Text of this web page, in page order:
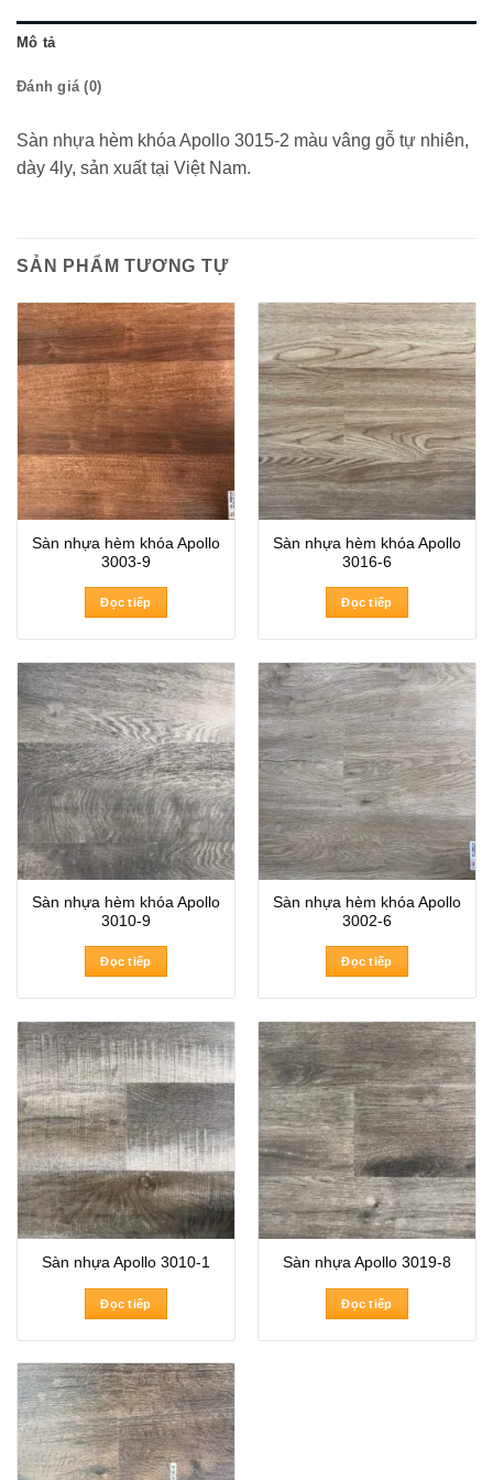
Mô tả
Đánh giá (0)
Sàn nhựa hèm khóa Apollo 3015-2 màu vâng gỗ tự nhiên,
dày 4ly, sản xuất tại Việt Nam.
SẢN PHẨM TƯƠNG TỰ
Sàn nhựa hèm khóa Apollo
3003-9
Đọc tiếp
Sàn nhựa hèm khóa Apollo
3016-6
Đọc tiếp
Sàn nhựa hèm khóa Apollo
3010-9
Đọc tiếp
Sàn nhựa hèm khóa Apollo
3002-6
Đọc tiếp
Sàn nhựa Apollo 3010-1
Đọc tiếp
Sàn nhựa Apollo 3019-8
Đọc tiếp